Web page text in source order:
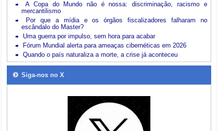
A Copa do Mundo não é nossa: discriminação, racismo e
mercantilismo
Por que a mídia e os órgãos fiscalizadores falharam no
escândalo do Master?
Uma guerra por impulso, sem hora para acabar
Fórum Mundial alerta para ameaças cibernéticas em 2026
Quando o país naturaliza a morte, a crise já aconteceu
Siga-nos no X